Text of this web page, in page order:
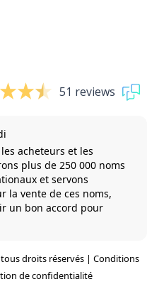
51 reviews
acheteurs et les
plus de 250 000 noms
et servons
la vente de ces noms,
un bon accord pour
droits réservés | Conditions
de confidentialité